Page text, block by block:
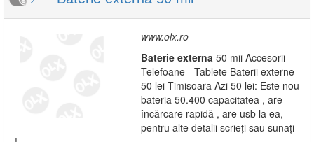
www.olx.ro
Baterie externa 50 mii Accesorii
Telefoane - Tablete Baterii externe
50 lei Timisoara Azi 50 lei: Este nou
bateria 50.400 capacitatea , are
încărcare rapidă , are usb la ea,
pentru alte detalii scrieți sau sunați